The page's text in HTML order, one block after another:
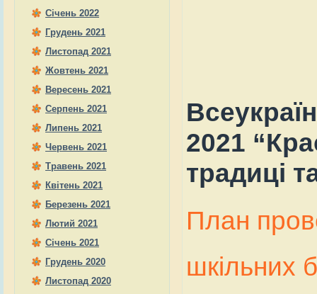
Січень 2022
Грудень 2021
Листопад 2021
Жовтень 2021
Вересень 2021
Серпень 2021
Липень 2021
Червень 2021
Травень 2021
Квітень 2021
Березень 2021
Лютий 2021
Січень 2021
Грудень 2020
Листопад 2020
2021
традиці
План
шкільних